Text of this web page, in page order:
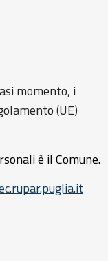
momento, i
(UE)
è il Comune.